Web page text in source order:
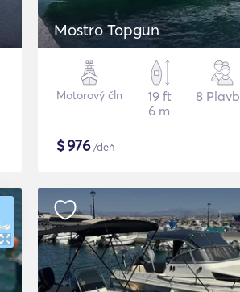
Mostro Topgun
Motorový čln
19 ft
6 m
8
$976/deň